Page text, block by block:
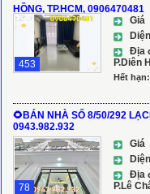
HỒNG, TP.HCM, 0906470481
453
Giá
Địa
P.Diên
Hết hạn:
🌻BÁN NHÀ SỐ 8/50/292
0943.982.932
78
Giá
Địa
P.Lê